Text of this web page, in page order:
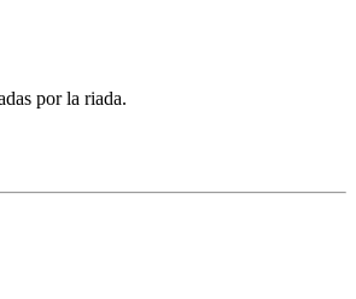
por la riada.